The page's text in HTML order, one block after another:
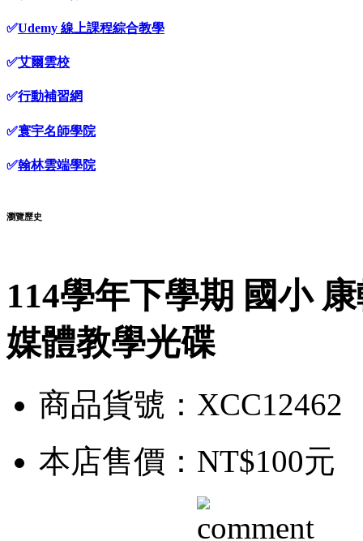
✅Udemy 線上課程綜合教學
✅艾爾雲校
✅行動補習網
✅寰宇名師學院
✅翰林雲端學院
瀏覽歷史
114學年下學期 國小
媒體教學光碟
商品貨號：XCC12462
本店售價： NT$100元